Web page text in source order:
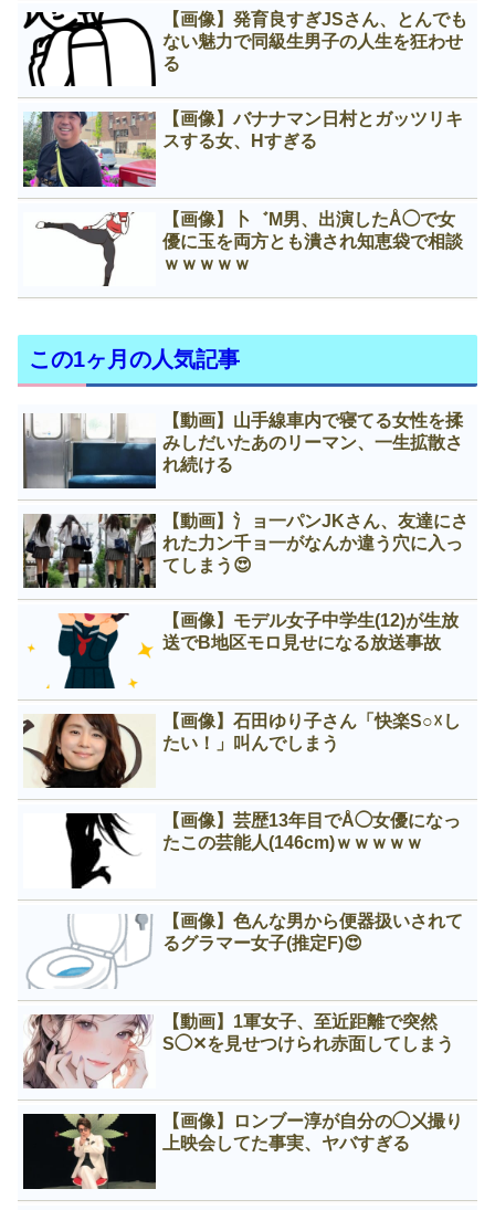
【画像】発育良すぎJSさん、とんでも
ない魅力で同級生男子の人生を狂わせ
る
【画像】バナナマン日村とガッツリキ
スする女、Нすぎる
【画像】卜゛M男、出演したÅ◯で女
優に玉を両方とも潰され知恵袋で相談
ｗｗｗｗｗ
この1ヶ月の人気記事
【動画】山手線車内で寝てる女性を揉
みしだいたあのリーマン、一生拡散さ
れ続ける
【動画】氵ョ一パンJKさん、友達にさ
れた力ン千ョ一がなんか違う穴に入っ
てしまう😍
【画像】モデル女子中学生(12)が生放
送でB地区モロ見せになる放送事故
【画像】石田ゆり子さん「快楽S○☓し
たい！」叫んでしまう
【画像】芸歴13年目でÅ◯女優になっ
たこの芸能人(146cm)ｗｗｗｗｗ
【画像】色んな男から便器扱いされて
るグラマー女子(推定F)😍
【動画】1軍女子、至近距離で突然
S◯✕を見せつけられ赤面してしまう
【画像】ロンブー淳が自分の◯㐅撮り
上映会してた事実、ヤバすぎる